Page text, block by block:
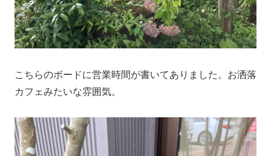
こちらのボードに営業時間が書いてありました。お洒落
カフェみたいな雰囲気。